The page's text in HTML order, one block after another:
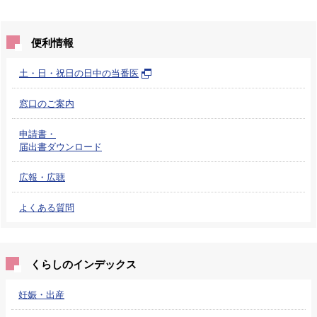
便利情報
土・日・祝日の日中の当番医
窓口のご案内
申請書・
届出書ダウンロード
広報・広聴
よくある質問
くらしのインデックス
妊娠・出産